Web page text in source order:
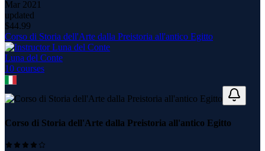
Mar 2021
updated
$44.99
Corso di Storia dell'Arte dalla Preistoria all'antico Egitto
Luna del Conte
10 courses
Corso di Storia dell'Arte dalla Preistoria all'antico Egitto